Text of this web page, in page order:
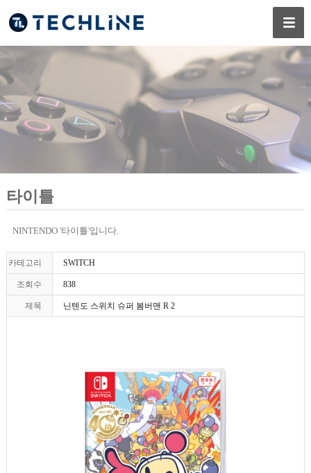
타이틀
NINTENDO '타이틀'입니다.
카테고리 SWITCH
조회수 838
제목 닌텐도 스위치 슈퍼 봄버맨 R 2